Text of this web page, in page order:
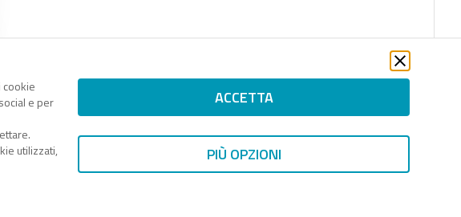
cookie
e per
utilizzati,
ACCETTA
PIÙ OPZIONI